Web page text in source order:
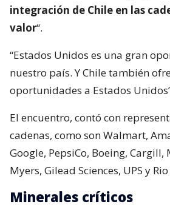
integración de Chile en las
valor“.
“Estados Unidos es una gran
nuestro país. Y Chile también
oportunidades a Estados
El encuentro, contó con
cadenas, como son Walmart,
Google, PepsiCo, Boeing, Cargill,
Myers, Gilead Sciences, UPS y
Minerales críticos